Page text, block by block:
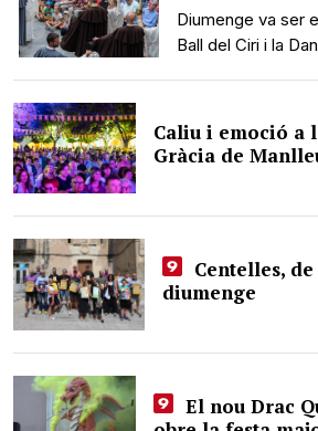
Diumenge va ser
Ball del Ciri i la
Caliu i emoció a
Gràcia de
Centelles,
diumenge
El nou Drac